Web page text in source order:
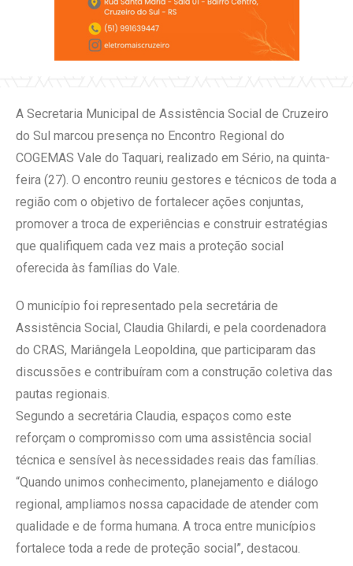
A Secretaria Municipal de Assistência Social de Cruzeiro
do Sul marcou presença no Encontro Regional do
COGEMAS Vale do Taquari, realizado em Sério, na quinta-
feira (27). O encontro reuniu gestores e técnicos de toda a
região com o objetivo de fortalecer ações conjuntas,
promover a troca de experiências e construir estratégias
que qualifiquem cada vez mais a proteção social
oferecida às famílias do Vale.
O município foi representado pela secretária de
Assistência Social, Claudia Ghilardi, e pela coordenadora
do CRAS, Mariângela Leopoldina, que participaram das
discussões e contribuíram com a construção coletiva das
pautas regionais.
Segundo a secretária Claudia, espaços como este
reforçam o compromisso com uma assistência social
técnica e sensível às necessidades reais das famílias.
“Quando unimos conhecimento, planejamento e diálogo
regional, ampliamos nossa capacidade de atender com
qualidade e de forma humana. A troca entre municípios
fortalece toda a rede de proteção social”, destacou.